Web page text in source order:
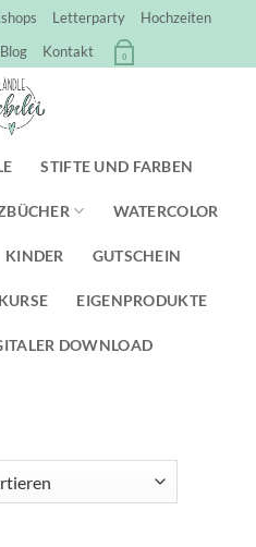
Letterparty
Hochzeiten
Blog Kontakt 0
STIFTE UND FARBEN
WATERCOLOR
KINDER GUTSCHEIN
EIGENPRODUKTE
DOWNLOAD